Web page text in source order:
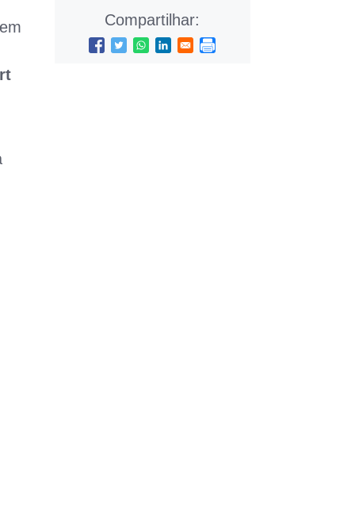
Compartilhar: